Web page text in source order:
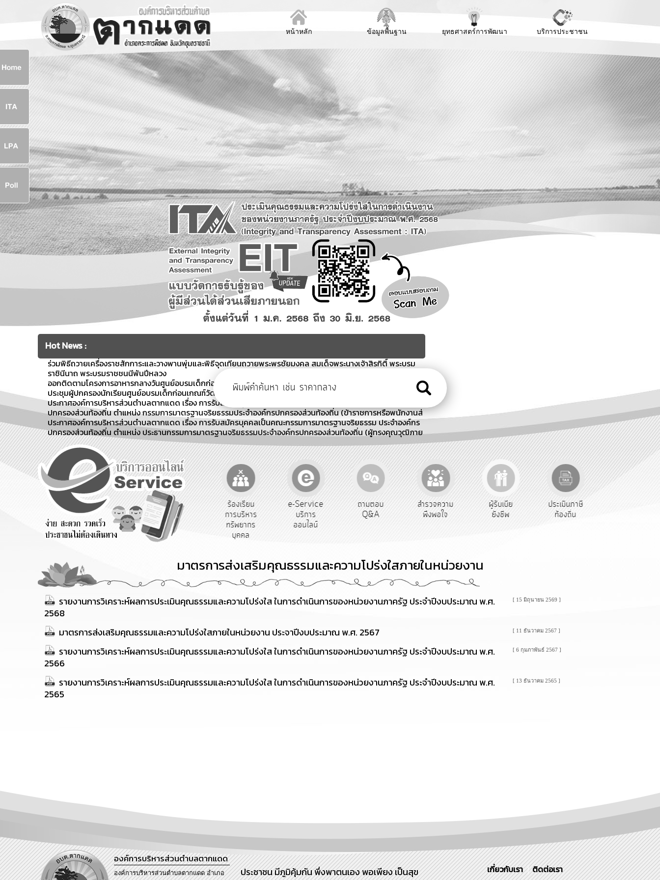
หน้าหลัก ข้อมูลพื้นฐาน ยุทธศาสตร์การพัฒนา บริการประชาชน
Hot News :
ร่วมพิธีถวายเครื่องราชสักการะและวางพานพุ่มและพิธีจุดเทียนถวายพระพรชัยมงคล สมเด็จพระนางเจ้าสิรกิติ์ พระบรม
ราชินีนาถ พระบรมราชชนนีพันปีหลวง
ออกติดตามโครงการอาหารกลางวันศูนย์อบรมเด็กก่อนเกณฑ์ ฯ ประจำเดือน สิงหาคม 2569
ประชุมผู้ปกครองนักเรียนศูนย์อบรมเด็กก่อนเกณฑ์วัดศรีตัสสาราม
ประกาศองค์การบริหารส่วนตำบลตากแดด เรื่อง การรับสมัครบุคคลเป็นคณะกรรมการมาตรฐานจริยธรรม ประจำองค์กร
ปกครองส่วนท้องถิ่น ตำแหน่ง กรรมการมาตรฐานจริยธรรมประจำองค์กรปกครองส่วนท้องถิ่น (ข้าราชการหรือพนักงานส่
ประกาศองค์การบริหารส่วนตำบลตากแดด เรื่อง การรับสมัครบุคคลเป็นคณะกรรมการมาตรฐานจริยธรรม ประจำองค์กร
ปกครองส่วนท้องถิ่น ตำแหน่ง ประธานกรรมการมาตรฐานจริยธรรมประจำองค์กรปกครองส่วนท้องถิ่น (ผู้ทรงคุณวุฒิภาย
ร้องเรียน
ร้องเรียน
การทุจริต
ร้องเรียน
การบริหาร
ทรัพยากร
บุคคล
e-Service
บริการ
ออนไลน์
ถามตอบ
Q&A
สำรวจความ
พึงพอใจ
ผู้รับเบีย
ยังชีพ
ประเมินภาษี
ท้องถิ่น
ทะเบียน
พาณิชย์
มาตรการส่งเสริมคุณธรรมและความโปร่งใสภายในหน่วยงาน
รายงานการวิเคราะห์ผลการประเมินคุณธรรมและความโปร่งใส ในการดำเนินการของหน่วยงานภาครัฐ ประจำปีงบประมาณ พ.ศ.
2568
[ 15 มิถุนายน 2569 ]
มาตรการส่งเสริมคุณธรรมและความโปร่งใสภายในหน่วยงาน ประจาปีงบประมาณ พ.ศ. 2567 [ 11 ธันวาคม 2567 ]
รายงานการวิเคราะห์ผลการประเมินคุณธรรมและความโปร่งใส ในการดำเนินการของหน่วยงานภาครัฐ ประจำปีงบประมาณ พ.ศ.
2566
[ 6 กุมภาพันธ์ 2567 ]
รายงานการวิเคราะห์ผลการประเมินคุณธรรมและความโปร่งใส ในการดำเนินการของหน่วยงานภาครัฐ ประจำปีงบประมาณ พ.ศ.
2565
[ 13 ธันวาคม 2565 ]
องค์การบริหารส่วนตำบลตากแดด
องค์การบริหารส่วนตำบลตากแดด อำเภอ ประชาชน มีภูมิคุ้มกัน พึ่งพาตนเอง พอเพียง เป็นสุข เกี่ยวกับเรา ติดต่อเรา